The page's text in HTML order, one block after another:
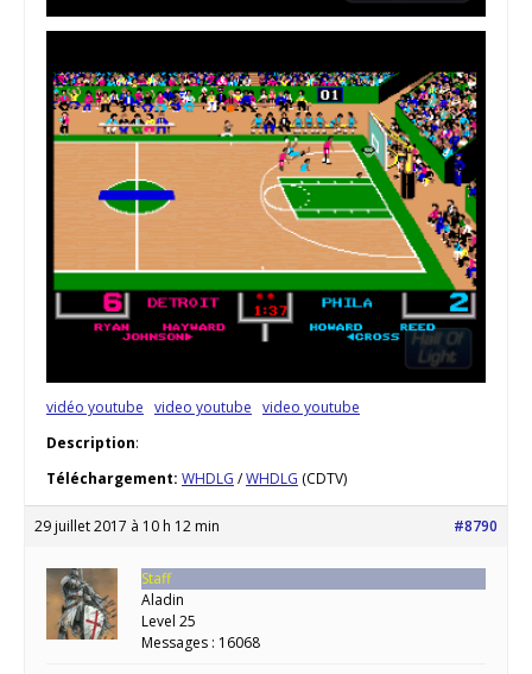
vidéo youtube video youtube video youtube
Description:
Téléchargement: WHDLG /WHDLG (CDTV)
29 juillet 2017 à 10 h 12 min #8790
Staff
Aladin
Level 25
Messages : 16068